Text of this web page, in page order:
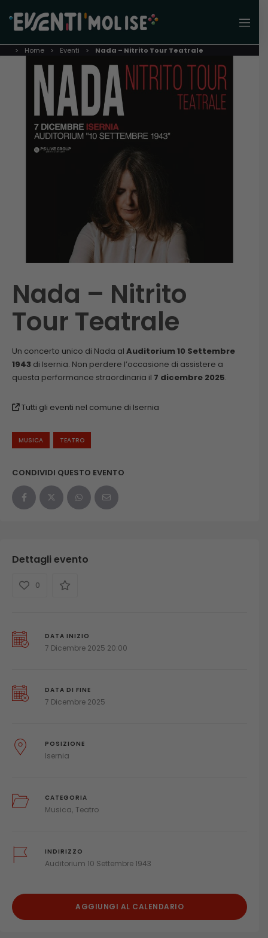
Home Eventi Nada – Nitrito Tour Teatrale
Nada – Nitrito
Tour Teatrale
Un concerto unico di Nada al Auditorium 10 Settembre
1943 di Isernia. Non perdere l’occasione di assistere a
questa performance straordinaria il 7 dicembre 2025.
Tutti gli eventi nel comune di Isernia
MUSICA TEATRO
CONDIVIDI QUESTO EVENTO
Dettagli evento
0
DATA INIZIO
7 Dicembre 2025 20:00
DATA DI FINE
7 Dicembre 2025
POSIZIONE
Isernia
CATEGORIA
Musica Teatro
INDIRIZZO
Auditorium 10 Settembre 1943
AGGIUNGI AL CALENDARIO